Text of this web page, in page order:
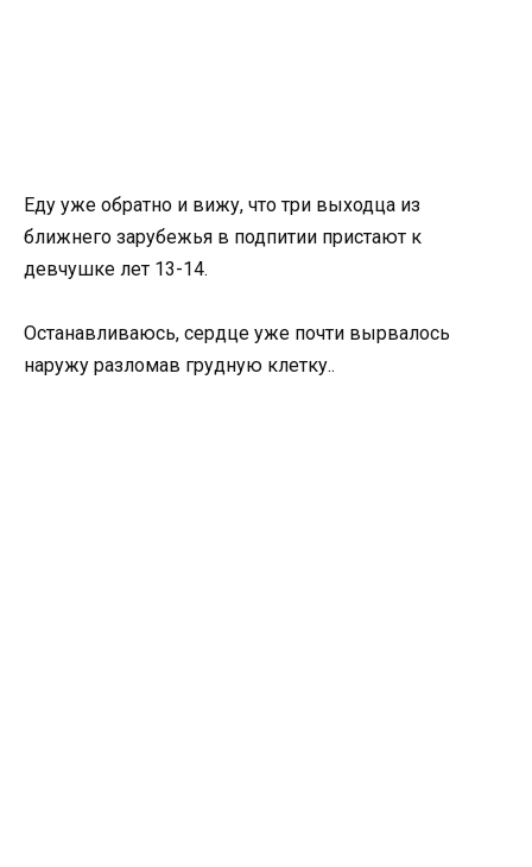
Еду уже обратно и вижу, что три выходца из
ближнего зарубежья в подпитии пристают к
девчушке лет 13-14.
Останавливаюсь, сердце уже почти вырвалось
наружу разломав грудную клетку..